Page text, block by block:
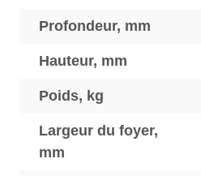
Profondeur, mm
Hauteur, mm
Poids, kg
Largeur du foyer,
mm